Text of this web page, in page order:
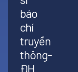
báo
chí
truyền
thông-
ĐH